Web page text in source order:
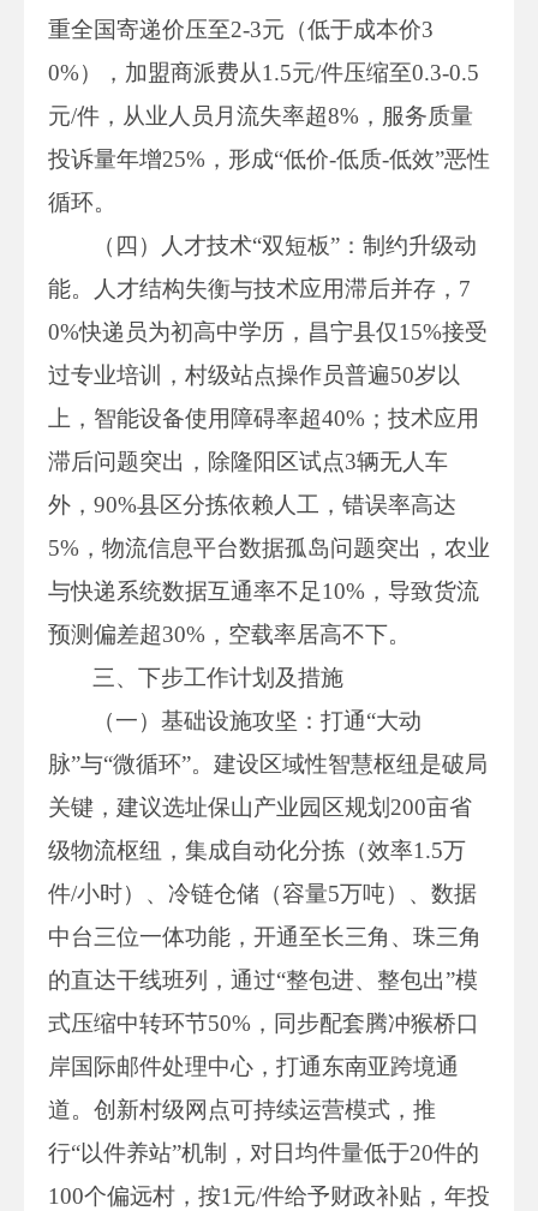
重全国寄递价压至2-3元（低于成本价3
0%），加盟商派费从1.5元/件压缩至0.3-0.5
元/件，从业人员月流失率超8%，服务质量
投诉量年增25%，形成“低价-低质-低效”恶性
循环。
（四）人才技术“双短板”：制约升级动
能。人才结构失衡与技术应用滞后并存，7
0%快递员为初高中学历，昌宁县仅15%接受
过专业培训，村级站点操作员普遍50岁以
上，智能设备使用障碍率超40%；技术应用
滞后问题突出，除隆阳区试点3辆无人车
外，90%县区分拣依赖人工，错误率高达
5%，物流信息平台数据孤岛问题突出，农业
与快递系统数据互通率不足10%，导致货流
预测偏差超30%，空载率居高不下。
三、下步工作计划及措施
（一）基础设施攻坚：打通“大动
脉”与“微循环”。建设区域性智慧枢纽是破局
关键，建议选址保山产业园区规划200亩省
级物流枢纽，集成自动化分拣（效率1.5万
件/小时）、冷链仓储（容量5万吨）、数据
中台三位一体功能，开通至长三角、珠三角
的直达干线班列，通过“整包进、整包出”模
式压缩中转环节50%，同步配套腾冲猴桥口
岸国际邮件处理中心，打通东南亚跨境通
道。创新村级网点可持续运营模式，推
行“以件养站”机制，对日均件量低于20件的
100个偏远村，按1元/件给予财政补贴，年投